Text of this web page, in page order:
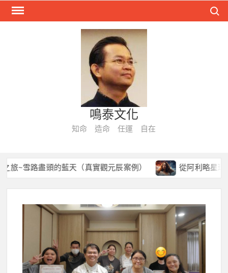
Skip
鳴泰文化
知命 造命 任運 自在
雪路盡頭的藍天（真實觀元辰案例） 從阿利略星球到今